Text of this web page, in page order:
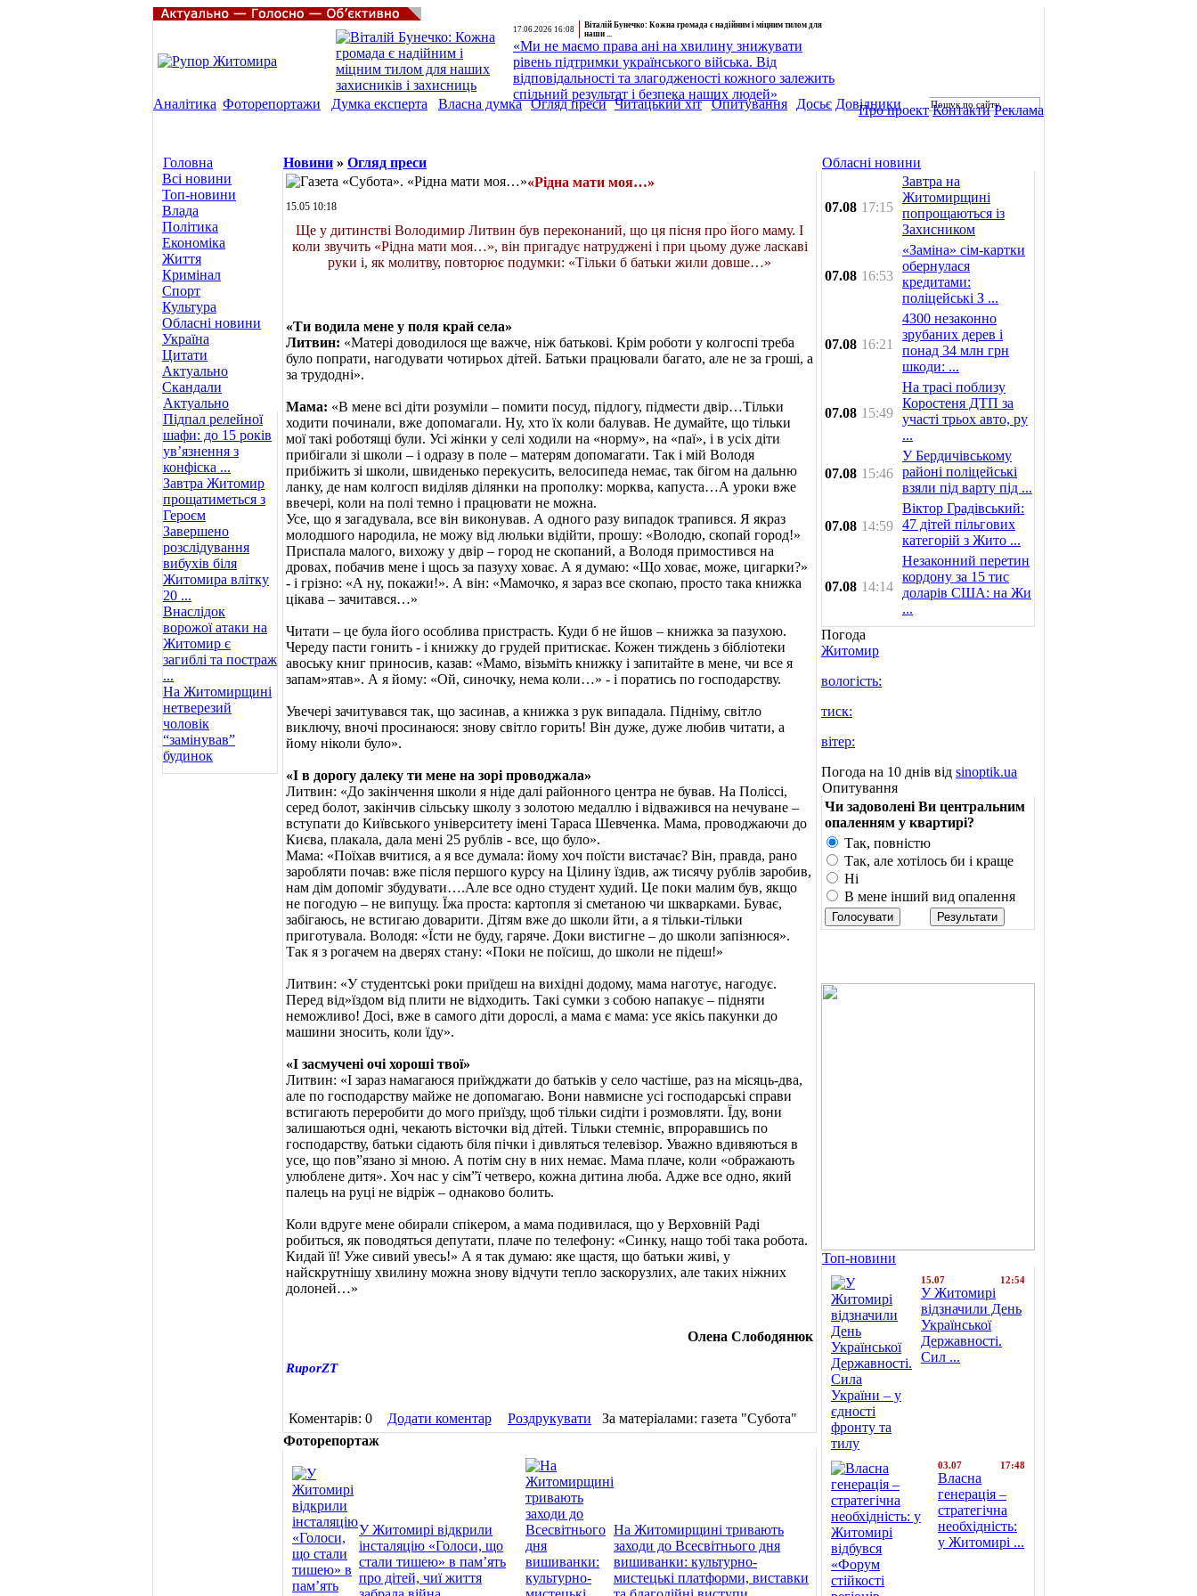
17.06.2026 16:08
Віталій Бунечко: Кожна громада є надійним і міцним тилом для
наши ...
«Ми не маємо права ані на хвилину знижувати
рівень підтримки українського війська. Від
відповідальності та злагодженості кожного залежить
спільний результат і безпека наших людей»
Про проект Контакти Реклама
Аналітика Фоторепортажи Думка експерта Власна думка Огляд преси Читацький хіт Опитування Досьє Довідники
Головна
Всі новини
Топ-новини
Влада
Політика
Економіка
Життя
Кримінал
Спорт
Культура
Обласні новини
Україна
Цитати
Актуально
Скандали
Актуально
Підпал релейної
шафи: до 15 років
ув’язнення з
конфіска ...
Завтра Житомир
прощатиметься з
Героєм
Завершено
розслідування
вибухів біля
Житомира влітку
20 ...
Внаслідок
ворожої атаки на
Житомир є
загиблі та постраж
...
На Житомирщині
нетверезий
чоловік
“замінував”
будинок
Новини » Огляд преси
«Рідна мати моя…»
15.05 10:18
Ще у дитинстві Володимир Литвин був переконаний, що ця пісня про його маму. І
коли звучить «Рідна мати моя…», він пригадує натруджені і при цьому дуже ласкаві
руки і, як молитву, повторює подумки: «Тільки б батьки жили довше…»
«Ти водила мене у поля край села»
Литвин: «Матері доводилося ще важче, ніж батькові. Крім роботи у колгоспі треба
було попрати, нагодувати чотирьох дітей. Батьки працювали багато, але не за гроші, а
за трудодні».
Мама: «В мене всі діти розуміли – помити посуд, підлогу, підмести двір…Тільки
ходити починали, вже допомагали. Ну, хто їх коли балував. Не думайте, що тільки
мої такі роботящі були. Усі жінки у селі ходили на «норму», на «паї», і в усіх діти
прибігали зі школи – і одразу в поле – матерям допомагати. Так і мій Володя
прибіжить зі школи, швиденько перекусить, велосипеда немає, так бігом на дальню
ланку, де нам колгосп виділяв ділянки на прополку: морква, капуста…А уроки вже
ввечері, коли на полі темно і працювати не можна.
Усе, що я загадувала, все він виконував. А одного разу випадок трапився. Я якраз
молодшого народила, не можу від люльки відійти, прошу: «Володю, скопай город!»
Приспала малого, вихожу у двір – город не скопаний, а Володя примостився на
дровах, побачив мене і щось за пазуху ховає. А я думаю: «Що ховає, може, цигарки?»
- і грізно: «А ну, покажи!». А він: «Мамочко, я зараз все скопаю, просто така книжка
цікава – зачитався…»
Читати – це була його особлива пристрасть. Куди б не йшов – книжка за пазухою.
Череду пасти гонить - і книжку до грудей притискає. Кожен тиждень з бібліотеки
авоську книг приносив, казав: «Мамо, візьміть книжку і запитайте в мене, чи все я
запам»ятав». А я йому: «Ой, синочку, нема коли…» - і поратись по господарству.
Увечері зачитувався так, що засинав, а книжка з рук випадала. Підніму, світло
виключу, вночі просинаюся: знову світло горить! Він дуже, дуже любив читати, а
йому ніколи було».
«І в дорогу далеку ти мене на зорі проводжала»
Литвин: «До закінчення школи я ніде далі районного центра не бував. На Поліссі,
серед болот, закінчив сільську школу з золотою медаллю і відважився на нечуване –
вступати до Київського університету імені Тараса Шевченка. Мама, проводжаючи до
Києва, плакала, дала мені 25 рублів - все, що було».
Мама: «Поїхав вчитися, а я все думала: йому хоч поїсти вистачає? Він, правда, рано
заробляти почав: вже після першого курсу на Цілину їздив, аж тисячу рублів заробив,
нам дім допоміг збудувати….Але все одно студент худий. Це поки малим був, якщо
не погодую – не випущу. Їжа проста: картопля зі сметаною чи шкварками. Буває,
забігаюсь, не встигаю доварити. Дітям вже до школи йти, а я тільки-тільки
приготувала. Володя: «Їсти не буду, гаряче. Доки вистигне – до школи запізнюся».
Так я з рогачем на дверях стану: «Поки не поїсиш, до школи не підеш!»
Литвин: «У студентські роки приїдеш на вихідні додому, мама наготує, нагодує.
Перед від»їздом від плити не відходить. Такі сумки з собою напакує – підняти
неможливо! Досі, вже в самого діти дорослі, а мама є мама: усе якісь пакунки до
машини зносить, коли їду».
«I засмучені очі хороші твої»
Литвин: «І зараз намагаюся приїжджати до батьків у село частіше, раз на місяць-два,
але по господарству майже не допомагаю. Вони навмисне усі господарські справи
встигають переробити до мого приїзду, щоб тільки сидіти і розмовляти. Їду, вони
залишаються одні, чекають вісточки від дітей. Тільки стемніє, впроравшись по
господарству, батьки сідають біля пічки і дивляться телевізор. Уважно вдивяються в
усе, що пов”язано зі мною. А потім сну в них немає. Мама плаче, коли «ображають
улюблене дитя». Хоч нас у сім”ї четверо, кожна дитина люба. Адже все одно, який
палець на руці не відріж – однаково болить.
Коли вдруге мене обирали спікером, а мама подивилася, що у Верховній Раді
робиться, як поводяться депутати, плаче по телефону: «Синку, нащо тобі така робота.
Кидай її! Уже сивий увесь!» А я так думаю: яке щастя, що батьки живі, у
найскрутнішу хвилину можна знову відчути тепло заскорузлих, але таких ніжних
долоней…»
Олена Слободянюк
RuporZT
Коментарів: 0 Додати коментар Роздрукувати
За матеріалами: газета "Субота"
Фоторепортаж
У Житомирі відкрили
інсталяцію «Голоси, що
стали тишею» в пам’ять
про дітей, чиї життя
На Житомирщині тривають
заходи до Всесвітнього дня
вишиванки: культурно-
мистецькі платформи, виставки
Обласні новини
07.08 17:15
Завтра на
Житомирщині
попрощаються із
Захисником
07.08 16:53
«Заміна» сім-картки
обернулася
кредитами:
поліцейські З ...
07.08 16:21
4300 незаконно
зрубаних дерев і
понад 34 млн грн
шкоди: ...
07.08 15:49
На трасі поблизу
Коростеня ДТП за
участі трьох авто, ру
...
07.08 15:46
У Бердичівському
районі поліцейські
взяли під варту під ...
07.08 14:59
Віктор Градівський:
47 дітей пільгових
категорій з Жито ...
07.08 14:14
Незаконний перетин
кордону за 15 тис
доларів США: на Жи
...
Погода
Житомир
вологість:
тиск:
вітер:
Погода на 10 днів від sinoptik.ua
Опитування
Чи задоволені Ви центральним
опаленням у квартирі?
Так, повністю
Так, але хотілось би і краще
Ні
В мене інший вид опалення
Топ-новини
15.07 12:54
У Житомирі
відзначили День
Української
Державності.
Сил ...
03.07 17:48
Власна
генерація –
стратегічна
необхідність:
у Житомирі ...